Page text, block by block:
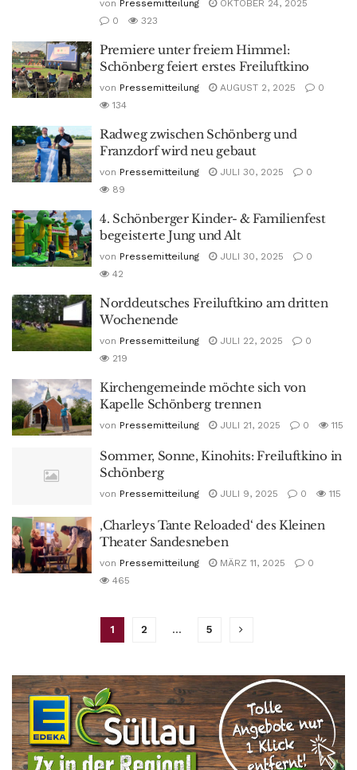
von Pressemitteilung
OKTOBER 24, 2025
0
323
Premiere unter freiem Himmel:
Schönberg feiert erstes Freiluftkino
von Pressemitteilung AUGUST 2, 2025
0
134
Radweg zwischen Schönberg und
Franzdorf wird neu gebaut
von Pressemitteilung JULI 30, 2025
0
89
4. Schönberger Kinder- & Familienfest
begeisterte Jung und Alt
von Pressemitteilung JULI 30, 2025
0
42
Norddeutsches Freiluftkino am dritten
Wochenende
von Pressemitteilung JULI 22, 2025
0
219
Kirchengemeinde möchte sich von
Kapelle Schönberg trennen
von Pressemitteilung JULI 21, 2025 0 115
Sommer, Sonne, Kinohits: Freiluftkino in
Schönberg
von Pressemitteilung JULI 9, 2025 0 115
‚Charleys Tante Reloaded‘ des Kleinen
Theater Sandesneben
von Pressemitteilung MÄRZ 11, 2025
0
465
1 2 … 5